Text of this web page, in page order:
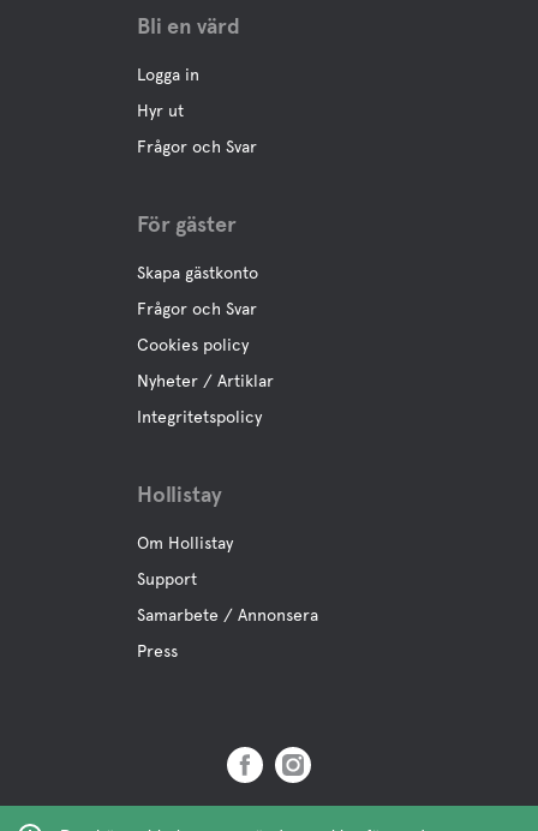
Motionsslinga
Bli en värd
Logga in
Hyr ut
Frågor och Svar
För gäster
Skapa gästkonto
Frågor och Svar
Cookies policy
Nyheter / Artiklar
Integritetspolicy
Hollistay
Om Hollistay
Support
Samarbete / Annonsera
Press